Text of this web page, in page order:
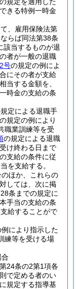
きる特例一時金
、雇用保険法第
らば同法第38条
該当するものが退
者が一般の退職
号の規定の例によ
にその者が支給
当する金額を、
時金の支給の条
定による退職手
規定の例により
職業訓練等を受
の規定による退職
け終わる日まで
支給の条件に従
を支給する。
ほか、これらの
しては、次に掲
条までの規定に
手当の支給の条
給することがで
により指示した
練等を受ける場
24条の2第1項各
で定める者のい
規定する指導基